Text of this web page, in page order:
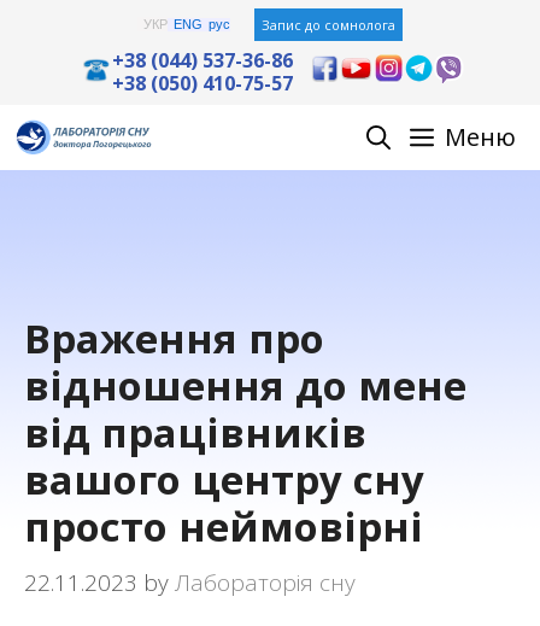
УКР ENG рус Запис до сомнолога
+38 (044) 537-36-86
+38 (050) 410-75-57
Меню
Враження про
відношення до мене
від працівників
вашого центру сну
просто неймовірні
22.11.2023 byЛабораторія сну